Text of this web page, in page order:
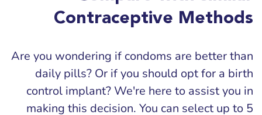
Contraceptive Methods
Are you wondering if condoms are better than
daily pills? Or if you should opt for a birth
control implant? We're here to assist you in
making this decision. You can select up to 5